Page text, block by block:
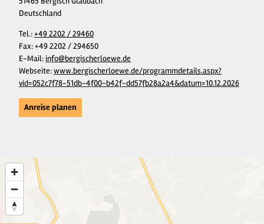
Deutschland
Tel.:+49 2202 / 29460
Fax:+49 2202 / 294650
E-Mail:info@bergischerloewe.de
Webseite:www.bergischerloewe.de/programmdetails.aspx?
vid=052c7f78-51db-4f00-b42f-dd57fb28a2a4&datum=10.12.2026
Anreise planen